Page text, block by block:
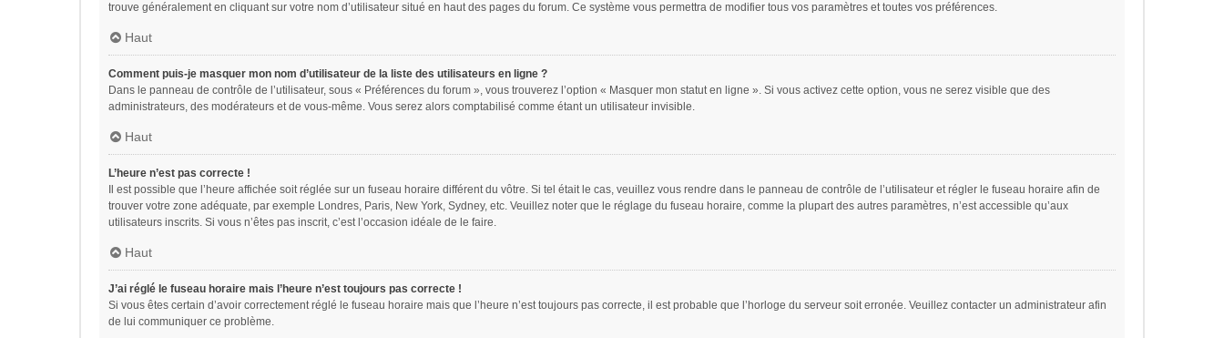
trouve généralement en cliquant sur votre nom d’utilisateur situé en haut des pages du forum. Ce système vous permettra de modifier tous vos paramètres et toutes vos préférences.
Haut
Comment puis-je masquer mon nom d’utilisateur de la liste des utilisateurs en ligne ?
Dans le panneau de contrôle de l’utilisateur, sous « Préférences du forum », vous trouverez l’option « Masquer mon statut en ligne ». Si vous activez cette option, vous ne serez visible que des
administrateurs, des modérateurs et de vous-même. Vous serez alors comptabilisé comme étant un utilisateur invisible.
Haut
L’heure n’est pas correcte !
Il est possible que l’heure affichée soit réglée sur un fuseau horaire différent du vôtre. Si tel était le cas, veuillez vous rendre dans le panneau de contrôle de l’utilisateur et régler le fuseau horaire afin de
trouver votre zone adéquate, par exemple Londres, Paris, New York, Sydney, etc. Veuillez noter que le réglage du fuseau horaire, comme la plupart des autres paramètres, n’est accessible qu’aux
utilisateurs inscrits. Si vous n’êtes pas inscrit, c’est l’occasion idéale de le faire.
Haut
J’ai réglé le fuseau horaire mais l’heure n’est toujours pas correcte !
Si vous êtes certain d’avoir correctement réglé le fuseau horaire mais que l’heure n’est toujours pas correcte, il est probable que l’horloge du serveur soit erronée. Veuillez contacter un administrateur afin
de lui communiquer ce problème.